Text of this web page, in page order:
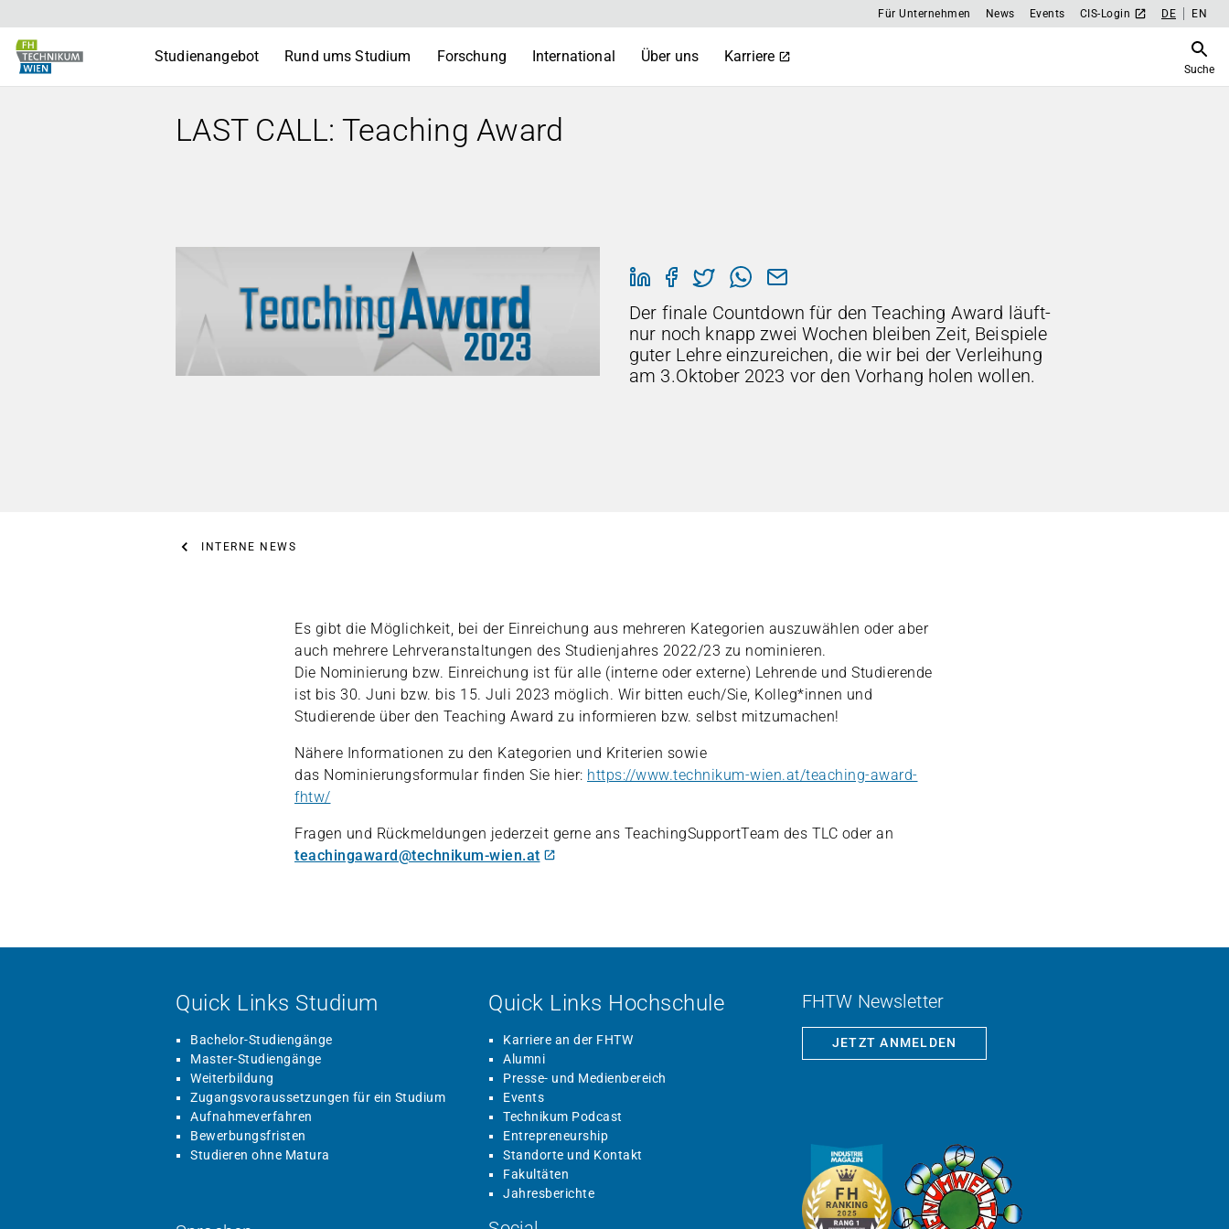
Für Unternehmen News Events CIS-Login DE EN
Studienangebot Rund ums Studium Forschung International Über uns Karriere
Suche
LAST CALL: Teaching Award
Der finale Countdown für den Teaching Award läuft-
nur noch knapp zwei Wochen bleiben Zeit, Beispiele
guter Lehre einzureichen, die wir bei der Verleihung
am 3.Oktober 2023 vor den Vorhang holen wollen.
INTERNE NEWS
Es gibt die Möglichkeit, bei der Einreichung aus mehreren Kategorien auszuwählen oder aber
auch mehrere Lehrveranstaltungen des Studienjahres 2022/23 zu nominieren.
Die Nominierung bzw. Einreichung ist für alle (interne oder externe) Lehrende und Studierende
ist bis 30. Juni bzw. bis 15. Juli 2023 möglich. Wir bitten euch/Sie, Kolleg*innen und
Studierende über den Teaching Award zu informieren bzw. selbst mitzumachen!
Nähere Informationen zu den Kategorien und Kriterien sowie
das Nominierungsformular finden Sie hier: https://www.technikum-wien.at/teaching-award-
fhtw/
Fragen und Rückmeldungen jederzeit gerne ans TeachingSupportTeam des TLC oder an
teachingaward@technikum-wien.at
Quick Links Studium
Bachelor-Studiengänge
Master-Studiengänge
Weiterbildung
Zugangsvoraussetzungen für ein Studium
Aufnahmeverfahren
Bewerbungsfristen
Studieren ohne Matura
Quick Links Hochschule
Karriere an der FHTW
Alumni
Presse- und Medienbereich
Events
Technikum Podcast
Entrepreneurship
Standorte und Kontakt
Fakultäten
Jahresberichte
FHTW Newsletter
JETZT ANMELDEN